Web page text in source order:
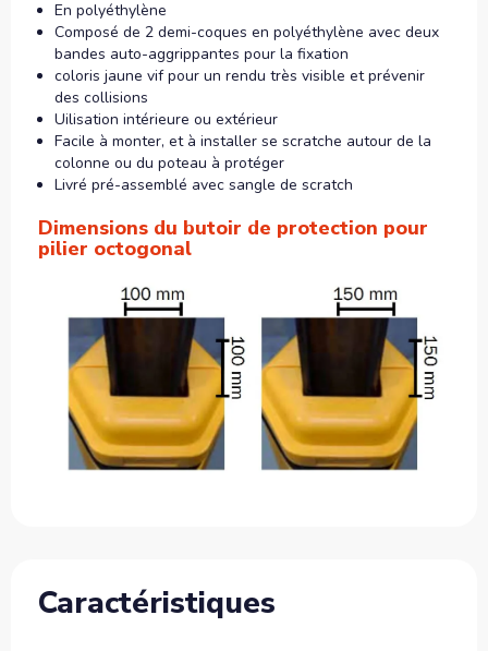
En polyéthylène
Composé de 2 demi-coques en polyéthylène avec deux
bandes auto-aggrippantes pour la fixation
coloris jaune vif pour un rendu très visible et prévenir
des collisions
Uilisation intérieure ou extérieur
Facile à monter, et à installer se scratche autour de la
colonne ou du poteau à protéger
Livré pré-assemblé avec sangle de scratch
Dimensions du butoir de protection pour
pilier octogonal
Caractéristiques